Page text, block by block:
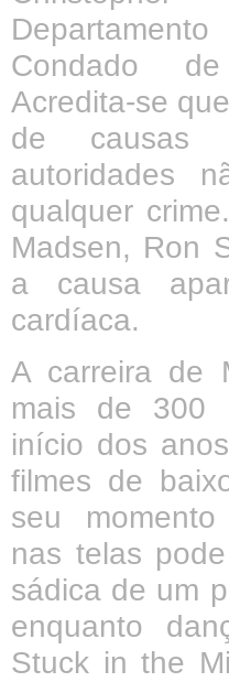
Condado
Acredita-se
de causas
autoridades
qualquer
Madsen, Ron
a causa
cardíaca.
A carreira de
mais de 300
início dos
filmes de
seu
nas telas
sádica de um
enquanto
Stuck in the